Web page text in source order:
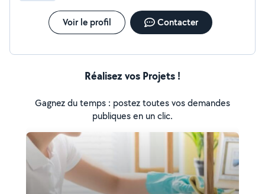
Voir le profil Contacter
Réalisez vos Projets !
Gagnez du temps : postez toutes vos demandes
publiques en un clic.